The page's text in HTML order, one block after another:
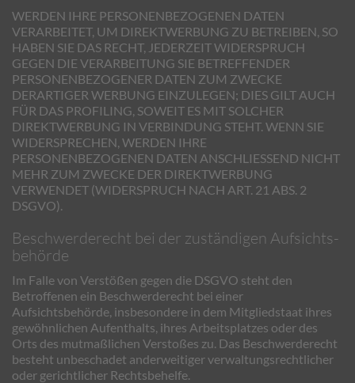
WERDEN IHRE PERSONENBEZOGENEN DATEN
VERARBEITET, UM DIREKTWERBUNG ZU BETREIBEN, SO
HABEN SIE DAS RECHT, JEDERZEIT WIDERSPRUCH
GEGEN DIE VERARBEITUNG SIE BETREFFENDER
PERSONENBEZOGENER DATEN ZUM ZWECKE
DERARTIGER WERBUNG EINZULEGEN; DIES GILT AUCH
FÜR DAS PROFILING, SOWEIT ES MIT SOLCHER
DIREKTWERBUNG IN VERBINDUNG STEHT. WENN SIE
WIDERSPRECHEN, WERDEN IHRE
PERSONENBEZOGENEN DATEN ANSCHLIESSEND NICHT
MEHR ZUM ZWECKE DER DIREKTWERBUNG
VERWENDET (WIDERSPRUCH NACH ART. 21 ABS. 2
DSGVO).
Beschwerde­recht bei der zuständigen Aufsichts­
behörde
Im Falle von Verstößen gegen die DSGVO steht den
Betroffenen ein Beschwerderecht bei einer
Aufsichtsbehörde, insbesondere in dem Mitgliedstaat ihres
gewöhnlichen Aufenthalts, ihres Arbeitsplatzes oder des
Orts des mutmaßlichen Verstoßes zu. Das Beschwerderecht
besteht unbeschadet anderweitiger verwaltungsrechtlicher
oder gerichtlicher Rechtsbehelfe.